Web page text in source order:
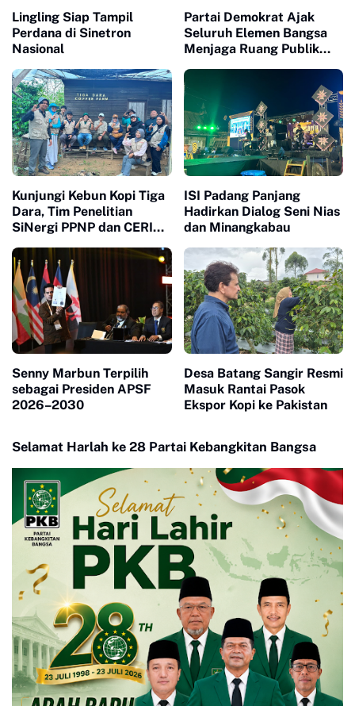
Lingling Siap Tampil
Perdana di Sinetron
Nasional
Partai Demokrat Ajak
Seluruh Elemen Bangsa
Menjaga Ruang Publik
Beradab
Kunjungi Kebun Kopi Tiga
Dara, Tim Penelitian
SiNergi PPNP dan CERI
dalam Industri Kopi
Indonesia
ISI Padang Panjang
Hadirkan Dialog Seni Nias
dan Minangkabau
Senny Marbun Terpilih
sebagai Presiden APSF
2026–2030
Desa Batang Sangir Resmi
Masuk Rantai Pasok
Ekspor Kopi ke Pakistan
Selamat Harlah ke 28 Partai Kebangkitan Bangsa